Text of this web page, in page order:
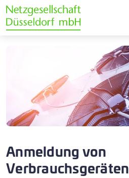
Anmeldung von
Verbrauchsgeräten